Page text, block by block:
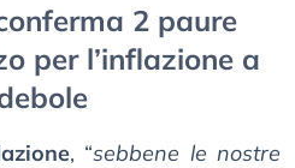
2 paure
per l’inflazione a
, “sebbene le nostre